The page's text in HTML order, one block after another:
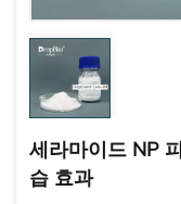
세라마이드 NP
습 효과